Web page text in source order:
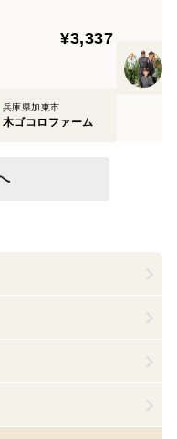
¥3,337
兵庫県加東市
木ゴコロファーム